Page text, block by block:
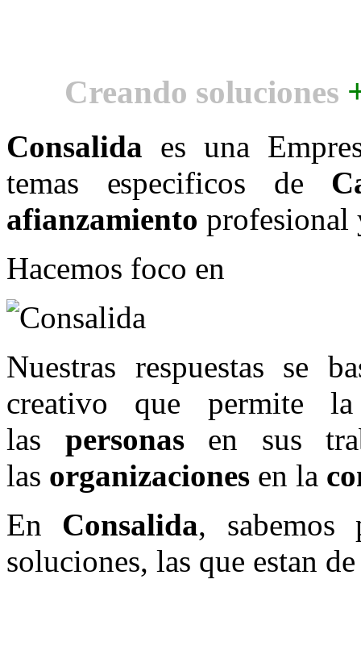
Creando soluciones
Consalida es una
temas especificos de
afianzamiento profesional
Hacemos foco en
Nuestras respuestas se
creativo que permite
las personasen sus
las organizaciones en la
En Consalida, sabemos
soluciones, las que estan